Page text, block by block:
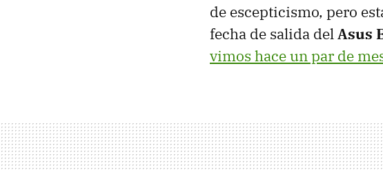
de escepticismo, pero
fecha de salida delAsus
vimos hace un par de